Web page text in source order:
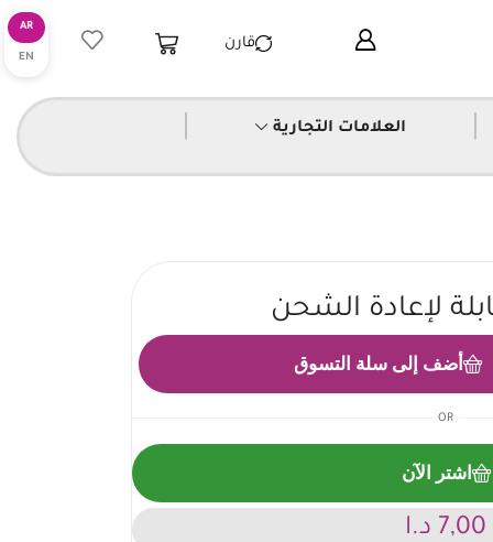
قارن
العلامات التجارية
لإعادة الشحن
أضف إلى سلة التسوق
OR
اشتر الآن
7,00 د.ا